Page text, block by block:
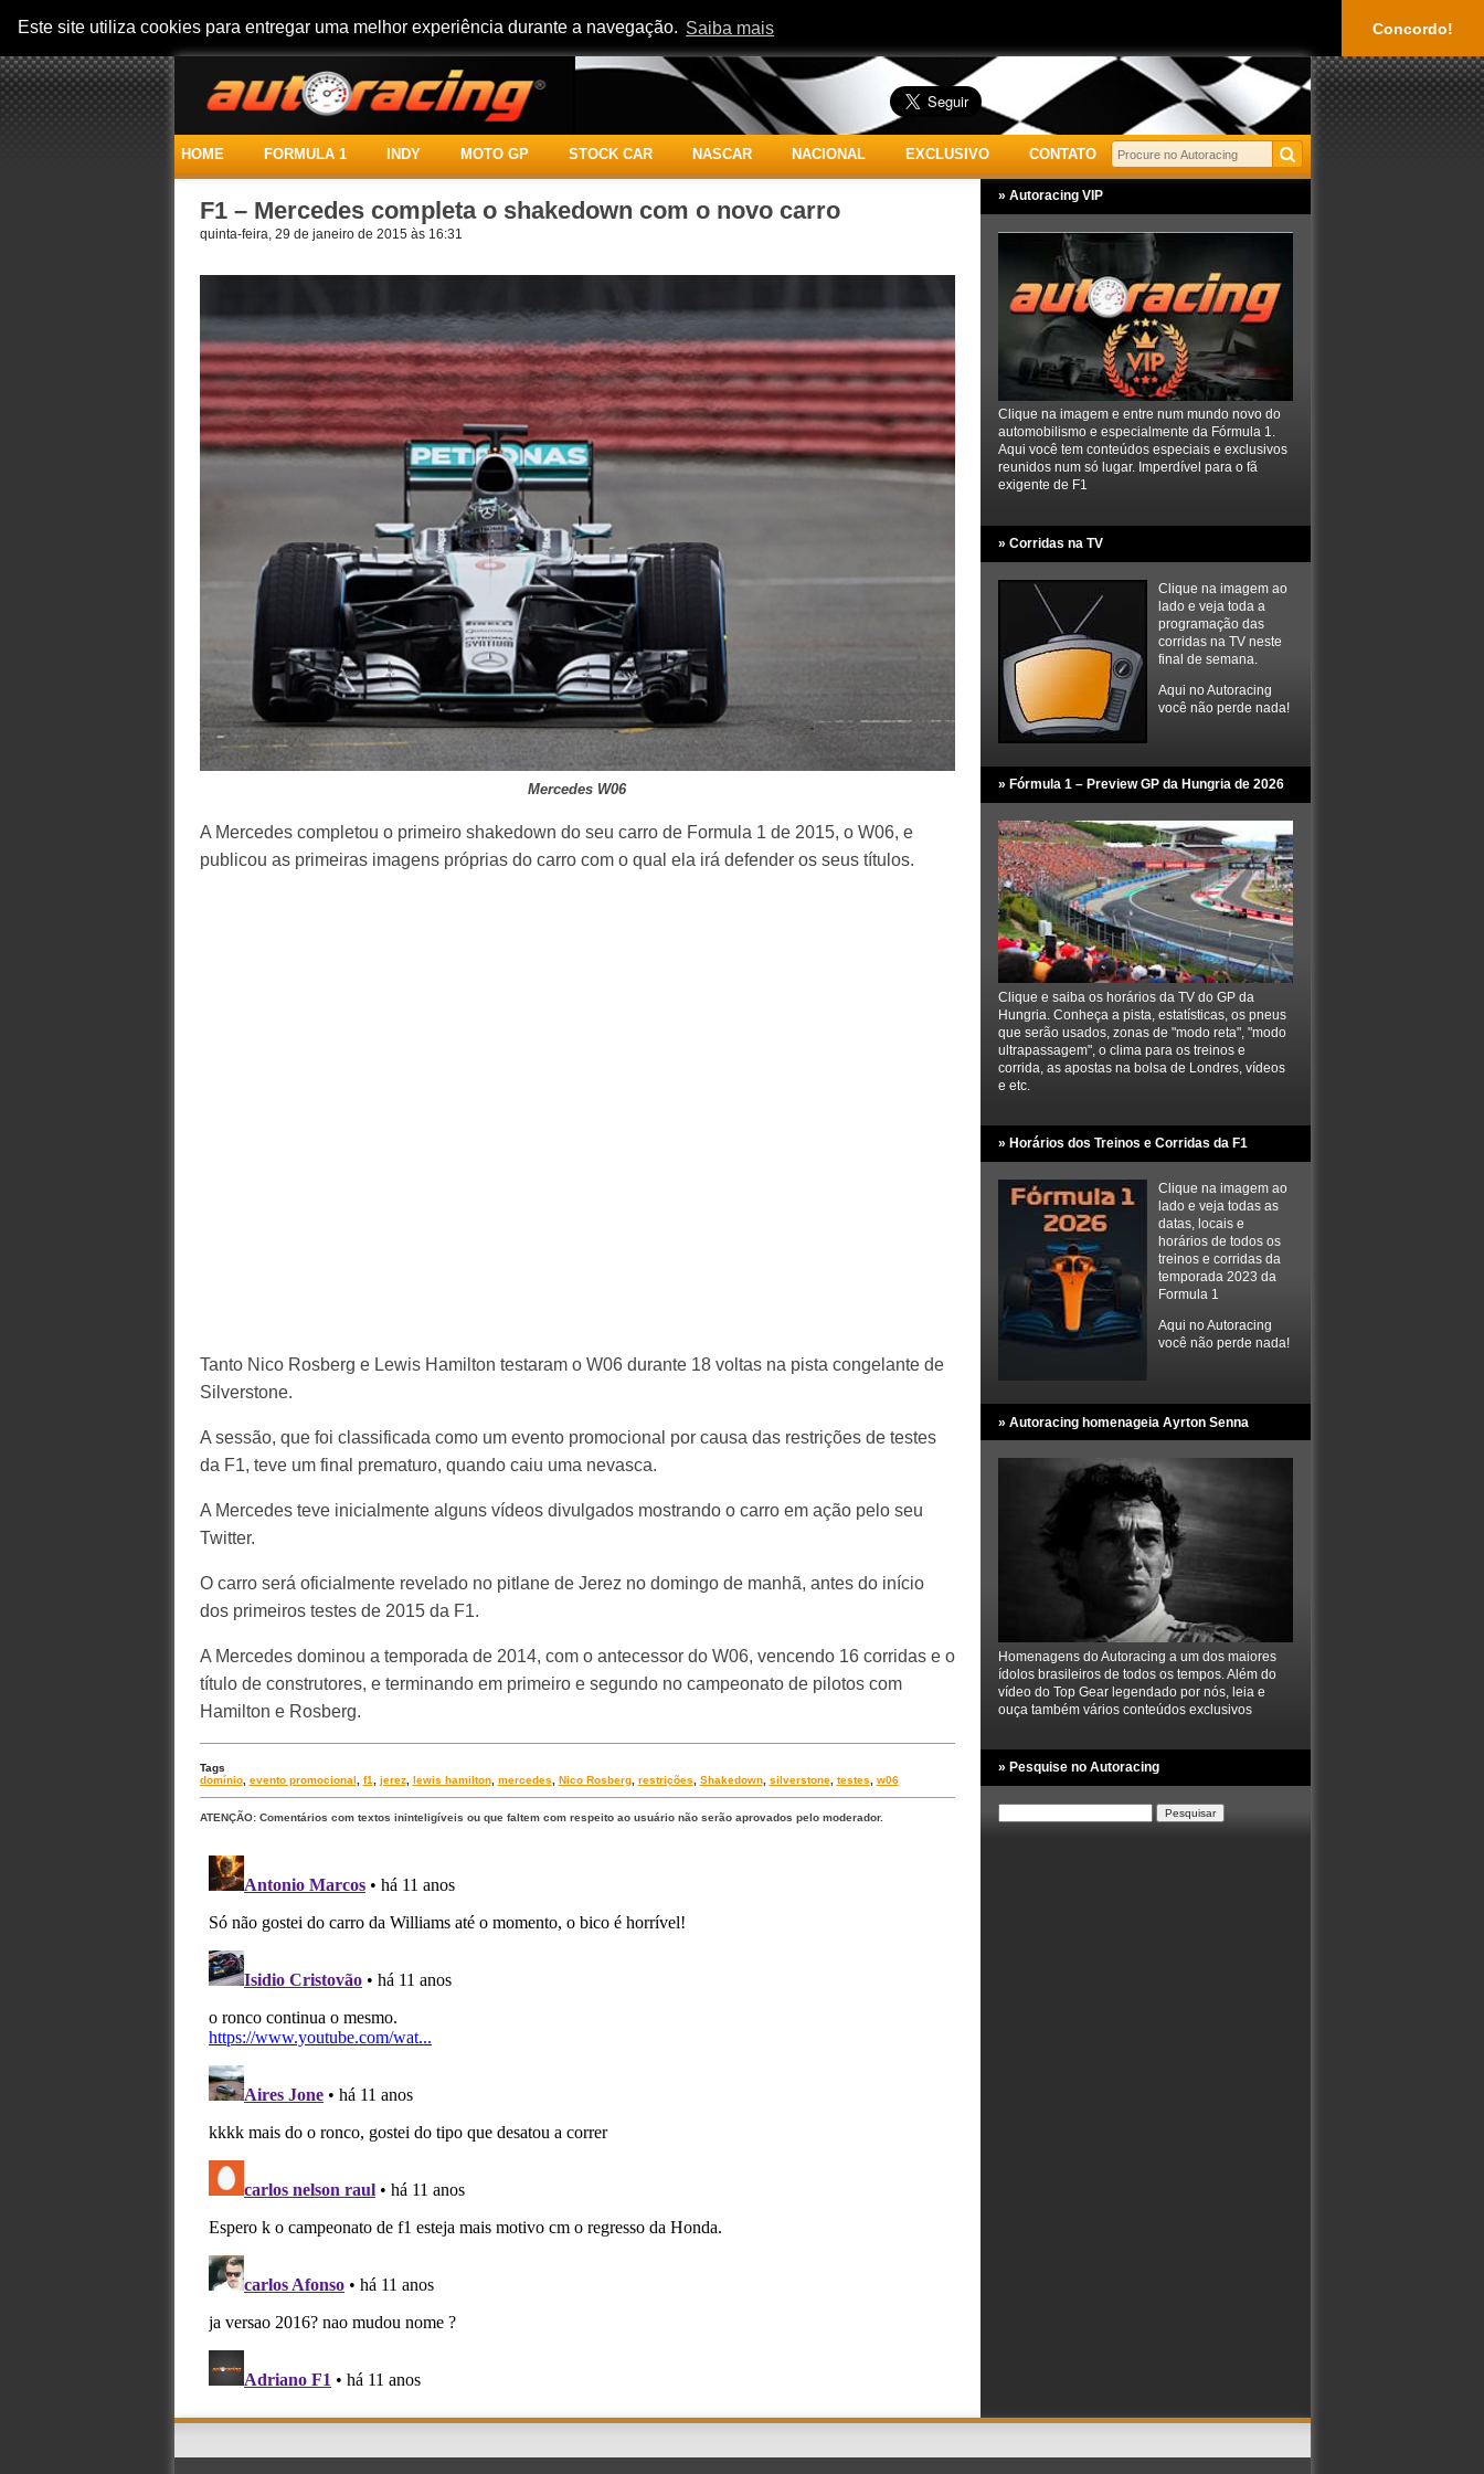
Este site utiliza cookies para entregar uma melhor experiência durante a navegação. Saiba mais Concordo!
HOME FORMULA 1 INDY MOTO GP STOCK CAR NASCAR NACIONAL EXCLUSIVO CONTATO
F1 – Mercedes completa o shakedown com o novo carro
quinta-feira, 29 de janeiro de 2015 às 16:31
Mercedes W06
A Mercedes completou o primeiro shakedown do seu carro de Formula 1 de 2015, o W06, e
publicou as primeiras imagens próprias do carro com o qual ela irá defender os seus títulos.
Tanto Nico Rosberg e Lewis Hamilton testaram o W06 durante 18 voltas na pista congelante de
Silverstone.
A sessão, que foi classificada como um evento promocional por causa das restrições de testes
da F1, teve um final prematuro, quando caiu uma nevasca.
A Mercedes teve inicialmente alguns vídeos divulgados mostrando o carro em ação pelo seu
Twitter.
O carro será oficialmente revelado no pitlane de Jerez no domingo de manhã, antes do início
dos primeiros testes de 2015 da F1.
A Mercedes dominou a temporada de 2014, com o antecessor do W06, vencendo 16 corridas e o
título de construtores, e terminando em primeiro e segundo no campeonato de pilotos com
Hamilton e Rosberg.
Tags
domínio, evento promocional, f1, jerez, lewis hamilton, mercedes, Nico Rosberg, restrições, Shakedown, silverstone, testes, w06
ATENÇÃO: Comentários com textos ininteligíveis ou que faltem com respeito ao usuário não serão aprovados pelo moderador.
» Autoracing VIP
Clique na imagem e entre num mundo novo do
automobilismo e especialmente da Fórmula 1.
Aqui você tem conteúdos especiais e exclusivos
reunidos num só lugar. Imperdível para o fã
exigente de F1
» Corridas na TV
Clique na imagem ao
lado e veja toda a
programação das
corridas na TV neste
final de semana.
Aqui no Autoracing
você não perde nada!
» Fórmula 1 – Preview GP da Hungria de 2026
Clique e saiba os horários da TV do GP da
Hungria. Conheça a pista, estatísticas, os pneus
que serão usados, zonas de "modo reta", "modo
ultrapassagem", o clima para os treinos e
corrida, as apostas na bolsa de Londres, vídeos
e etc.
» Horários dos Treinos e Corridas da F1
Clique na imagem ao
lado e veja todas as
datas, locais e
horários de todos os
treinos e corridas da
temporada 2023 da
Formula 1
Aqui no Autoracing
você não perde nada!
» Autoracing homenageia Ayrton Senna
Homenagens do Autoracing a um dos maiores
ídolos brasileiros de todos os tempos. Além do
vídeo do Top Gear legendado por nós, leia e
ouça também vários conteúdos exclusivos
» Pesquise no Autoracing
por: